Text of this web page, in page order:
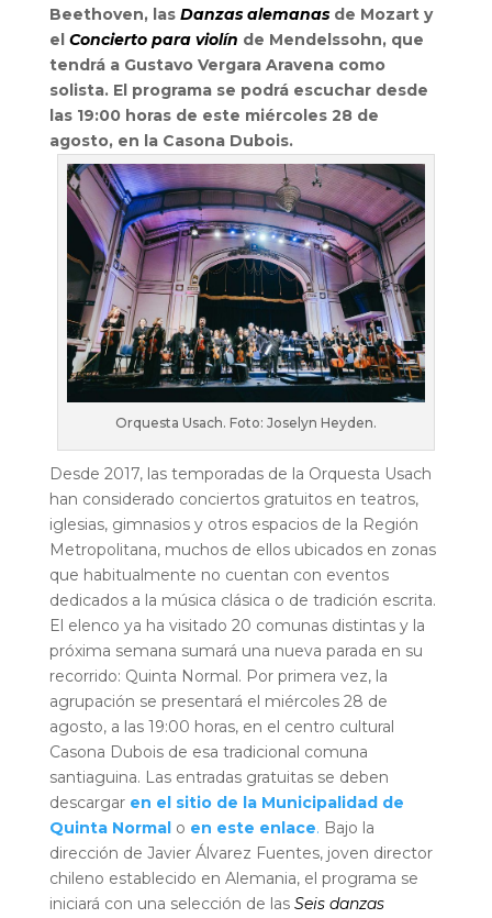
Beethoven, las Danzas alemanasde Mozart y
el Concierto para violín de Mendelssohn, que
tendrá a Gustavo Vergara Aravena como
solista. El programa se podrá escuchar desde
las 19:00 horas de este miércoles 28 de
agosto, en la Casona Dubois.
Orquesta Usach. Foto: Joselyn Heyden.
Desde 2017, las temporadas de la Orquesta Usach
han considerado conciertos gratuitos en teatros,
iglesias, gimnasios y otros espacios de la Región
Metropolitana, muchos de ellos ubicados en zonas
que habitualmente no cuentan con eventos
dedicados a la música clásica o de tradición escrita.
El elenco ya ha visitado 20 comunas distintas y la
próxima semana sumará una nueva parada en su
recorrido: Quinta Normal. Por primera vez, la
agrupación se presentará el miércoles 28 de
agosto, a las 19:00 horas, en el centro cultural
Casona Dubois de esa tradicional comuna
santiaguina. Las entradas gratuitas se deben
descargar en el sitio de la Municipalidad de
Quinta Normal o en este enlace. Bajo la
dirección de Javier Álvarez Fuentes, joven director
chileno establecido en Alemania, el programa se
iniciará con una selección de las Seis danzas